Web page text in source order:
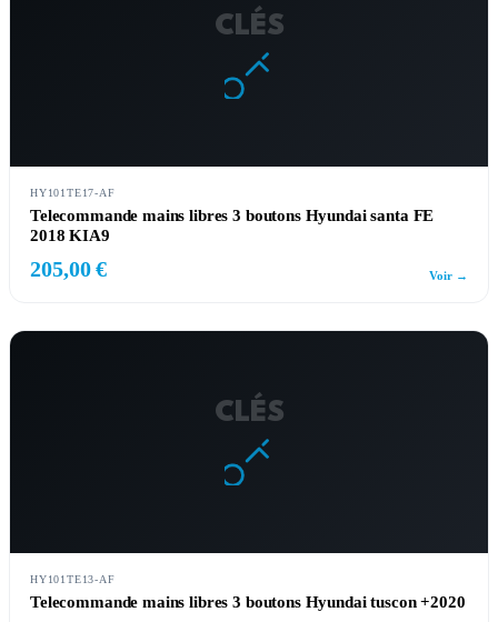
CLÉS
HY101TE17-AF
Telecommande mains libres 3 boutons Hyundai santa FE
2018 KIA9
205,00 € Voir →
CLÉS
HY101TE13-AF
Telecommande mains libres 3 boutons Hyundai tuscon +2020